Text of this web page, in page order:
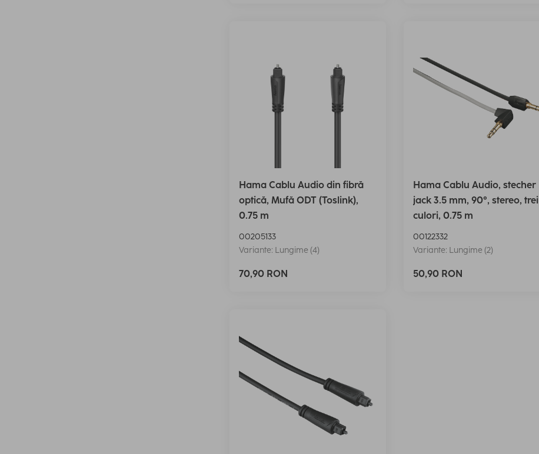
Hama Cablu Audio din fibră
optică, Mufă ODT (Toslink),
0.75 m
00205133
Variante: Lungime (4)
70,90 RON
Hama Cablu Audio, stecher
jack 3.5 mm, 90°, stereo, trei
culori, 0.75 m
00122332
Variante: Lungime (2)
50,90 RON